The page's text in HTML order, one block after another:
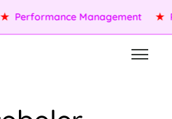
Performance Management ★